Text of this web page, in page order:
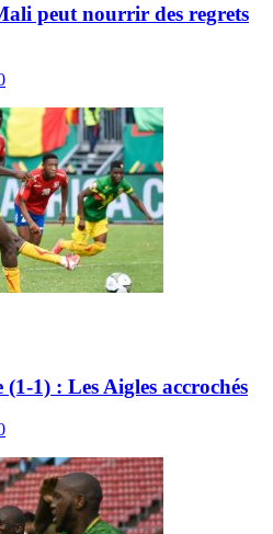
peut nourrir des regrets
1) : Les Aigles accrochés